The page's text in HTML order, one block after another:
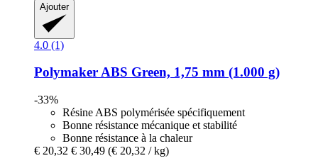
Ajouter
4.0 (1)
PolymakerABS Green, 1,75 mm (1.000 g)
-33%
Résine ABS polymérisée spécifiquement
Bonne résistance mécanique et stabilité
Bonne résistance à la chaleur
€ 20,32 € 30,49 (€ 20,32 / kg)